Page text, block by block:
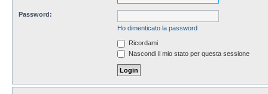
Password:
Ho dimenticato la password
Ricordami
Nascondi il mio stato per questa sessione